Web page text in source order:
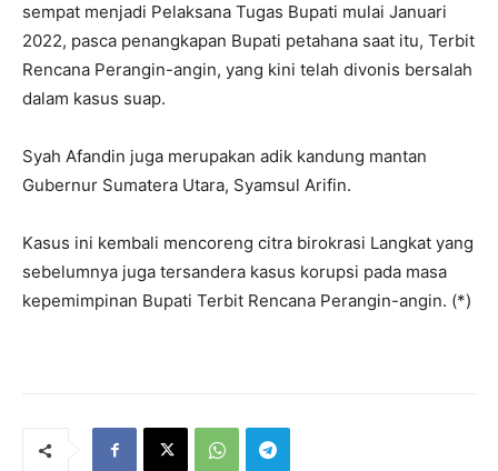
sempat menjadi Pelaksana Tugas Bupati mulai Januari
2022, pasca penangkapan Bupati petahana saat itu, Terbit
Rencana Perangin-angin, yang kini telah divonis bersalah
dalam kasus suap.
Syah Afandin juga merupakan adik kandung mantan
Gubernur Sumatera Utara, Syamsul Arifin.
Kasus ini kembali mencoreng citra birokrasi Langkat yang
sebelumnya juga tersandera kasus korupsi pada masa
kepemimpinan Bupati Terbit Rencana Perangin-angin. (*)